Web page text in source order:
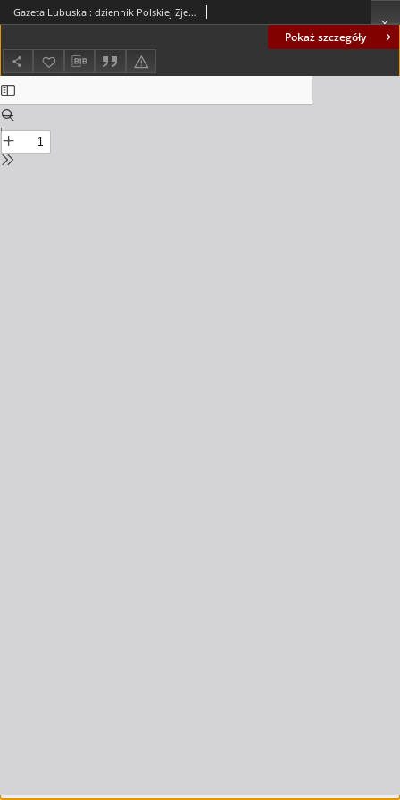
Pokaż szczegóły
Gazeta Lubuska : dziennik Polskiej Zjednoczonej Partii Robotniczej : Zielona Góra - Gorzów R. XXXIV Nr 221 (22 września 1986). - Wyd. 1